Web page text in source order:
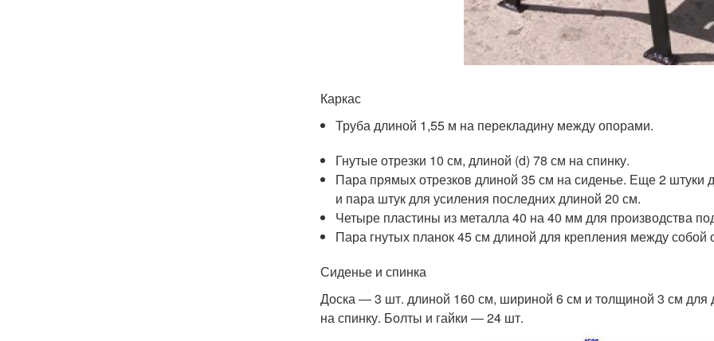
Каркас
Труба длиной 1,55 м на перекладину между опорами.
Гнутые отрезки 10 см, длиной (d) 78 см на спинку.
Пара прямых отрезков длиной 35 см на сиденье. Еще 2
и пара штук для усиления последних длиной 20 см.
Четыре пластины из металла 40 на 40 мм для производства
Пара гнутых планок 45 см длиной для крепления между собой
Сиденье и спинка
Доска ― 3 шт. длиной 160 см, шириной 6 см и толщиной 3 см для
на спинку. Болты и гайки ― 24 шт.